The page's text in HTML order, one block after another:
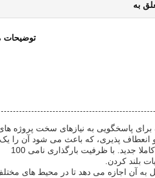
پاسخگویی به نیازهای سخت پروژه
انعطاف پذیری، که باعث می شود آن را یک
انتخاب عالی برای کسب و کار به دنبال قابلیت های بلند کردن قدرتمند بدون هزینه یک واحد کاملا جدید. با ظرفیت بارگذاری نامی 100
بلند کردن.
است. ابعاد فشرده این جرثقیل به آن اجازه می دهد تا در محیط های